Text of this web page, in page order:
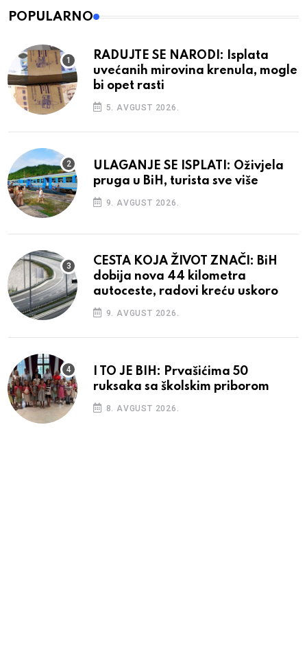
POPULARNO
RADUJTE SE NARODI: Isplata
uvećanih mirovina krenula, mogle
bi opet rasti
5. AVGUST 2026.
ULAGANJE SE ISPLATI: Oživjela
pruga u BiH, turista sve više
9. AVGUST 2026.
CESTA KOJA ŽIVOT ZNAČI: BiH
dobija nova 44 kilometra
autoceste, radovi kreću uskoro
9. AVGUST 2026.
I TO JE BIH: Prvašićima 50
ruksaka sa školskim priborom
8. AVGUST 2026.